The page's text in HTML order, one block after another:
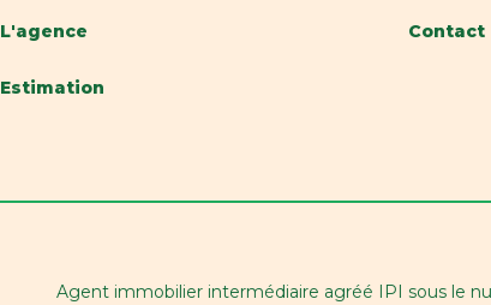
L'agence
Estimation
Contact
Agent immobilier intermédiaire agréé IPI sous le